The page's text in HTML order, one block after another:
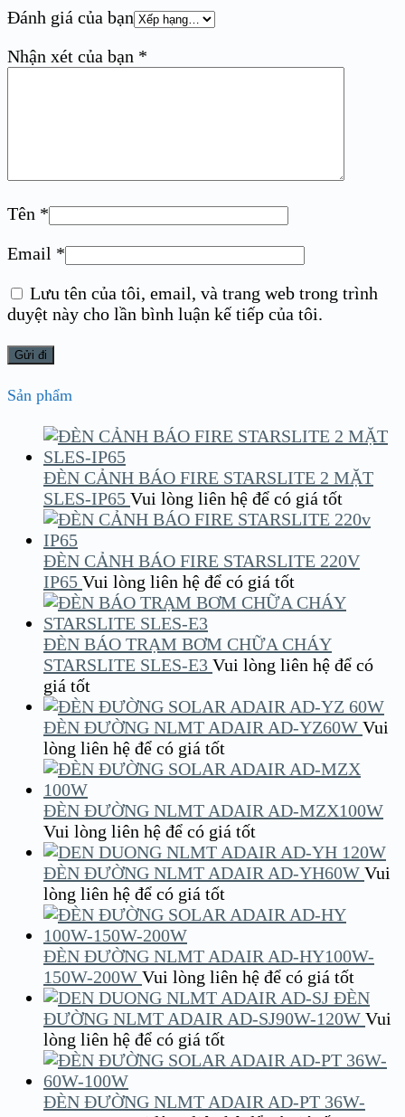
Đánh giá của bạn
Nhận xét của bạn *
Tên *
Email *
Lưu tên của tôi, email, và trang web trong trình
duyệt này cho lần bình luận kế tiếp của tôi.
Sản phẩm
ĐÈN CẢNH BÁO FIRE STARSLITE 2 MẶT
SLES-IP65 Vui lòng liên hệ để có giá tốt
ĐÈN CẢNH BÁO FIRE STARSLITE 220V
IP65 Vui lòng liên hệ để có giá tốt
ĐÈN BÁO TRẠM BƠM CHỮA CHÁY
STARSLITE SLES-E3 Vui lòng liên hệ để có
giá tốt
ĐÈN ĐƯỜNG NLMT ADAIR AD-YZ60W Vui
lòng liên hệ để có giá tốt
ĐÈN ĐƯỜNG NLMT ADAIR AD-MZX100W
Vui lòng liên hệ để có giá tốt
ĐÈN ĐƯỜNG NLMT ADAIR AD-YH60W Vui
lòng liên hệ để có giá tốt
ĐÈN ĐƯỜNG NLMT ADAIR AD-HY100W-
150W-200W Vui lòng liên hệ để có giá tốt
ĐÈN
ĐƯỜNG NLMT ADAIR AD-SJ90W-120W Vui
lòng liên hệ để có giá tốt
ĐÈN ĐƯỜNG NLMT ADAIR AD-PT 36W-